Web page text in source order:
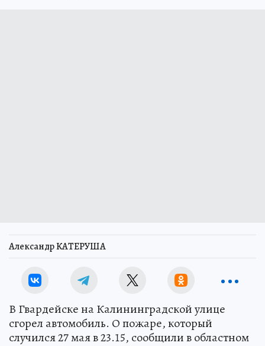
Александр КАТЕРУША
В Гвардейске на Калининградской улице
сгорел автомобиль. О пожаре, который
случился 27 мая в 23.15, сообщили в областном